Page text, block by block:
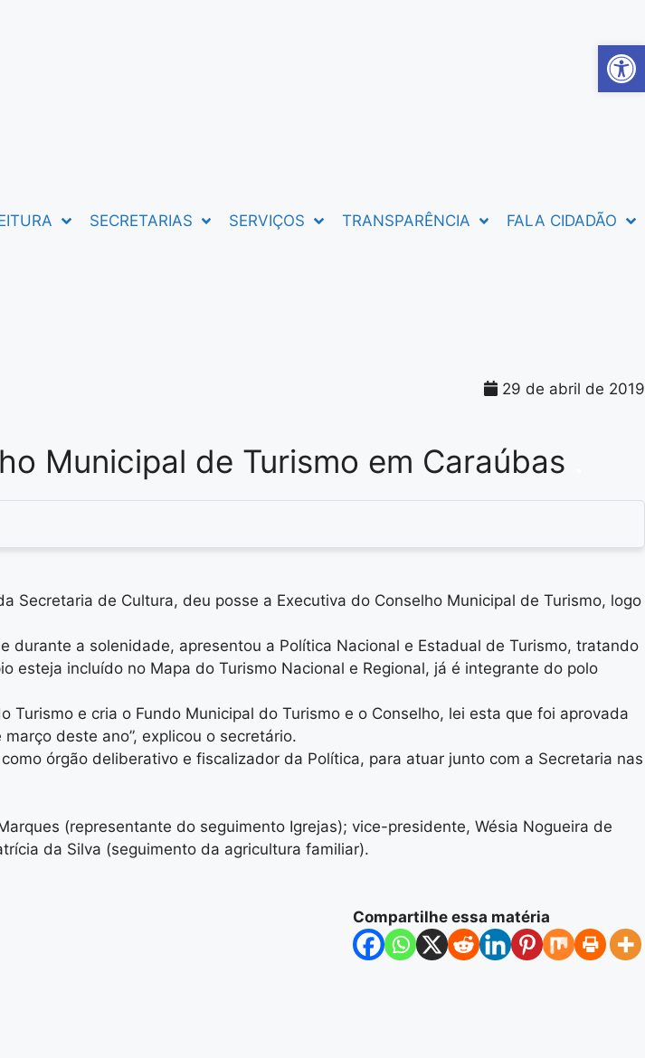
SECRETARIAS SERVIÇOS TRANSPARÊNCIA FALA CIDADÃO
29 de abril de 2019
Municipal de Turismo em Caraúbas
de Cultura, deu posse a Executiva do Conselho Municipal de Turismo, logo
a solenidade, apresentou a Política Nacional e Estadual de Turismo, tratando
incluído no Mapa do Turismo Nacional e Regional, já é integrante do polo
e cria o Fundo Municipal do Turismo e o Conselho, lei esta que foi aprovada
deste ano”, explicou o secretário.
órgão deliberativo e fiscalizador da Política, para atuar junto com a Secretaria nas
(representante do seguimento Igrejas); vice-presidente, Wésia Nogueira de
da Silva (seguimento da agricultura familiar).
Compartilhe essa matéria
Abrir